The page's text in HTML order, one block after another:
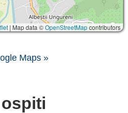
| Map data ©OpenStreetMapcontributors
Maps »